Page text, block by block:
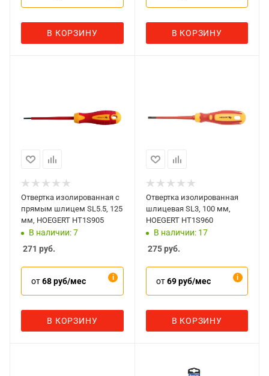
В КОРЗИНУ В КОРЗИНУ
Отвертка изолированная с
прямым шлицем SL5.5, 125
мм, HOEGERT HT1S905
В наличии: 7
271 руб.
от68 руб/мес
В КОРЗИНУ
Отвертка изолированная
шлицевая SL3, 100 мм,
HOEGERT HT1S960
В наличии: 17
275руб.
от69 руб/мес
В КОРЗИНУ